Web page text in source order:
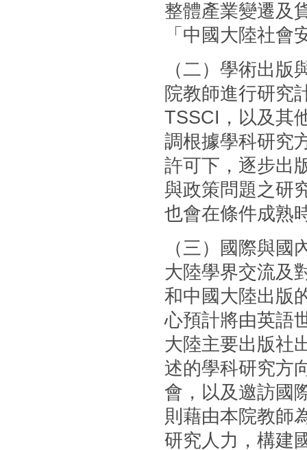
整體產業變遷及
「中國大陸社會
（二）學術出
院教師進行研究
TSSCI，以及其
調根據學科研究
許可下，逐步出
與政策問題之研
也會在條件成熟
（三）國際與
大陸學界交流及
和中國大陸出版
心預計將由英語
大陸主要出版社
述的學科研究方
會，以及邀訪國
則藉由本院教師
研究人力，構建